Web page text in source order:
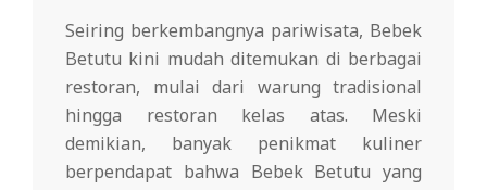
Seiring berkembangnya pariwisata, Bebek
Betutu kini mudah ditemukan di berbagai
restoran, mulai dari warung tradisional
hingga restoran kelas atas. Meski
demikian, banyak penikmat kuliner
berpendapat bahwa Bebek Betutu yang